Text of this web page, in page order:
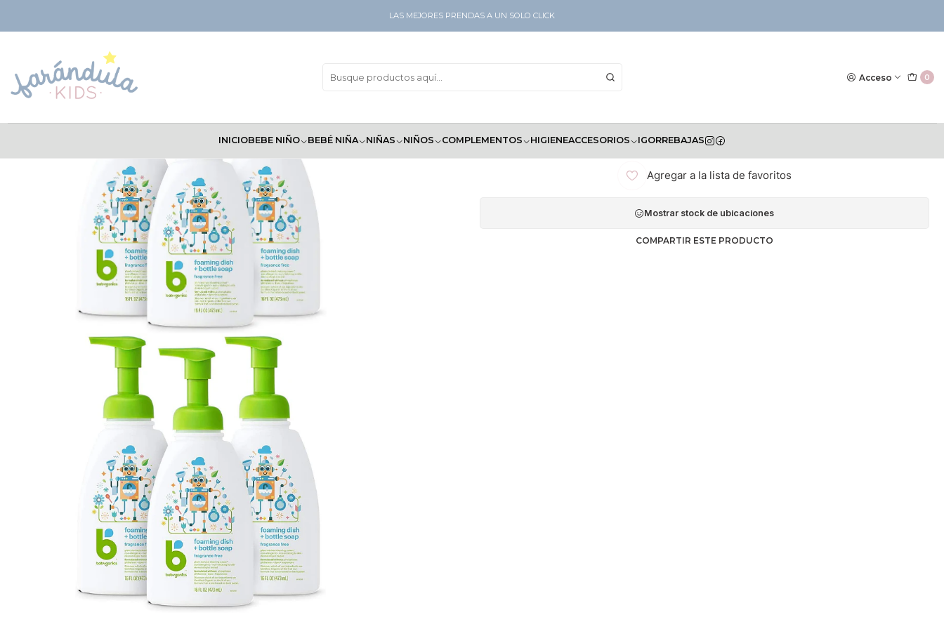
Acceso 0
INICIOBEBE NIÑO BEBÉ NIÑA NIÑAS NIÑOS COMPLEMENTOS HIGIENEACCESORIOS IGORREBAJAS
LAS MEJORES PRENDAS A UN SOLO CLICK
Babyganics Jabón espumoso para botellas y platos, botella de bombeo, sin fragancia,
Babyganics Jabón espumoso para botellas y
Agregar a la lista de favoritos
Mostrar stock de ubicaciones
COMPARTIR ESTE PRODUCTO